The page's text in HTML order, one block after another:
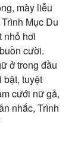
mày liễu
Mục Du
nhỏ hơi
cười.
ở trong đầu
bật, tuyệt
cưới nữ gả,
nhắc, Trình